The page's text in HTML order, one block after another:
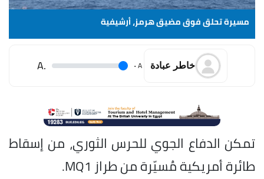
مسيرة تحلق فوق مضيق هرمز، أرشيفية
خاطر عبادة A
.
.A
تمكن الدفاع الجوي للحرس الثوري، من إسقاط
طائرة أمريكية مُسيّرة من طراز MQ1.